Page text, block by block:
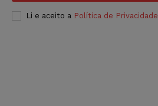
Li e aceito a Política de Privacidade